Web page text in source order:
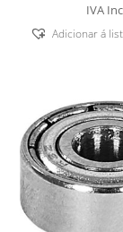
IVA
Adicionar á